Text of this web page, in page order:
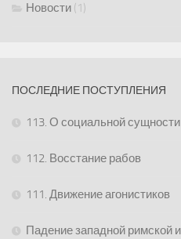
Новости (1)
ПОСЛЕДНИЕ ПОСТУПЛЕНИЯ
113. О социальной
112. Восстание рабов
111. Движение агонистиков
Падение западной римской